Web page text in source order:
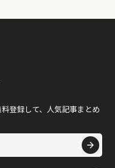
登録して、人気記事まとめ